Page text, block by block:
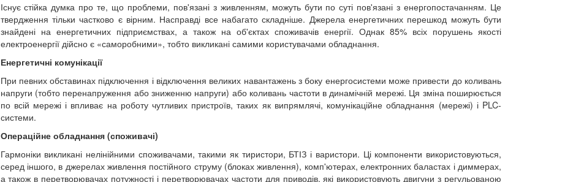
Існує стійка думка про те, що проблеми, пов'язані з живленням, можуть бути по суті пов'язані з енергопостачанням. Це
твердження тільки частково є вірним. Насправді все набагато складніше. Джерела енергетичних перешкод можуть бути
знайдені на енергетичних підприємствах, а також на об'єктах споживачів енергії. Однак 85% всіх порушень якості
електроенергії дійсно є «саморобними», тобто викликані самими користувачами обладнання.
Енергетичні комунікації
При певних обставинах підключення і відключення великих навантажень з боку енергосистеми може привести до коливань
напруги (тобто перенапруження або зниженню напруги) або коливань частоти в динамічній мережі. Ця зміна поширюється
по всій мережі і впливає на роботу чутливих пристроїв, таких як випрямлячі, комунікаційне обладнання (мережі) і PLC-
системи.
Операційне обладнання (споживачі)
Гармоніки викликані нелінійними споживачами, такими як тиристори, БТІЗ і варистори. Ці компоненти використовуються,
серед іншого, в джерелах живлення постійного струму (блоках живлення), комп'ютерах, електронних баластах і диммерах,
а також в перетворювачах потужності і перетворювачах частоти для приводів, які використовують двигуни з регульованою